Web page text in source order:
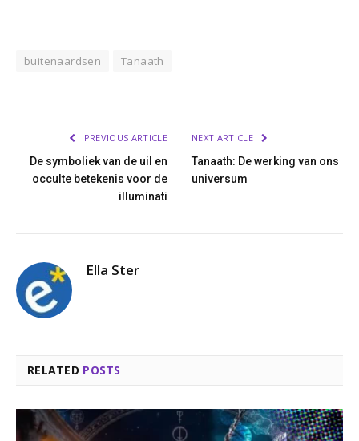
buitenaardsen Tanaath
PREVIOUS ARTICLE
De symboliek van de uil en
occulte betekenis voor de
illuminati
NEXT ARTICLE
Tanaath: De werking van ons
universum
Ella Ster
RELATED POSTS